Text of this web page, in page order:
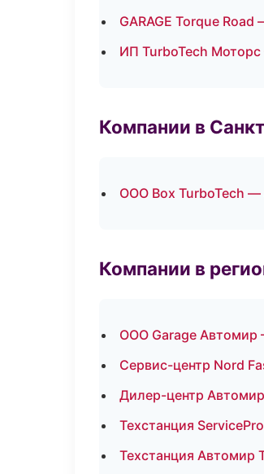
GARAGE Torque Road
ИП TurboTech
Компании в
ООО Box TurboTech —
Компании в
ООО Garage Автомир
Сервис-центр Nord
Дилер-центр
Техстанция
Техстанция